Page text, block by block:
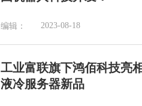
编辑： 2023-08-18
工业富联旗下鸿佰科技亮
液冷服务器新品